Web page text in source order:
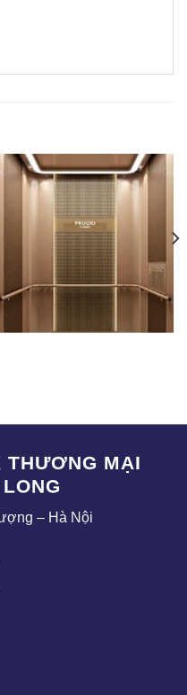
THƯƠNG MẠI
– Hà Nội